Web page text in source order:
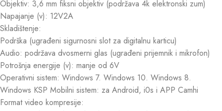
Objektiv: 3,6 mm fiksni objektiv (podržava 4k elektronski zum)
Napajanje (v): 12V2A
Skladištenje:
Podrška (ugrađeni sigurnosni slot za digitalnu karticu)
Audio: podržava dvosmerni glas (ugrađeni prijemnik i mikrofon)
Potrošnja energije (v): manje od 6V
Operativni sistem: Windows 7. Windows 10. Windows 8.
Windows KSP Mobilni sistem: za Android, i0s i APP Camhi
Format video kompresije: